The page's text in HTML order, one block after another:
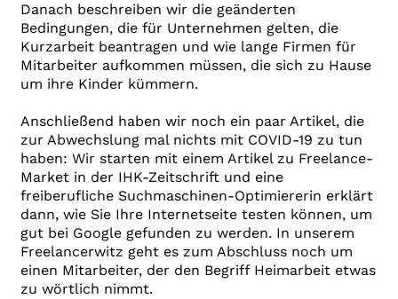
Danach beschreiben wir die geänderten
Bedingungen, die für Unternehmen gelten, die
Kurzarbeit beantragen und wie lange Firmen für
Mitarbeiter aufkommen müssen, die sich zu Hause
um ihre Kinder kümmern.
Anschließend haben wir noch ein paar Artikel, die
zur Abwechslung mal nichts mit COVID-19 zu tun
haben: Wir starten mit einem Artikel zu Freelance-
Market in der IHK-Zeitschrift und eine
freiberufliche Suchmaschinen-Optimiererin erklärt
dann, wie Sie Ihre Internetseite testen können, um
gut bei Google gefunden zu werden. In unserem
Freelancerwitz geht es zum Abschluss noch um
einen Mitarbeiter, der den Begriff Heimarbeit etwas
zu wörtlich nimmt.